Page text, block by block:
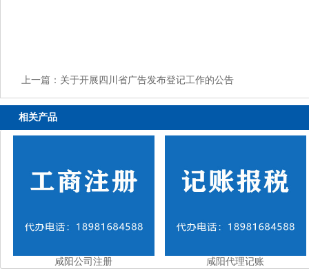
上一篇： 关于开展四川省广告发布登记工作的公告
相关产品
咸阳公司注册 咸阳代理记账